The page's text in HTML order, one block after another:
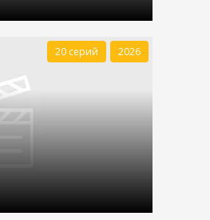
20 серий 2026